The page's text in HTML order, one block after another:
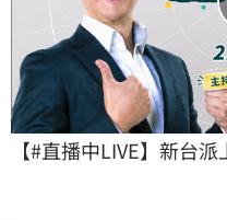
【#直播中LIVE】新台